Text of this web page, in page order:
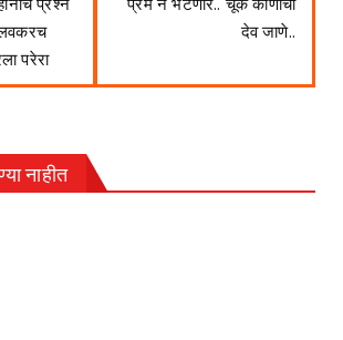
लवकरच
परेरा
देव जाणे..
नाहीत